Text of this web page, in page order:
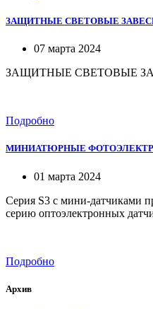
ЗАЩИТНЫЕ СВЕТОВЫЕ
07 марта 2024
ЗАЩИТНЫЕ СВЕТОВЫЕ
Подробно
МИНИАТЮРНЫЕ
01 марта 2024
Серия S3 с мини-датчиками
серию оптоэлектронных
Подробно
Архив